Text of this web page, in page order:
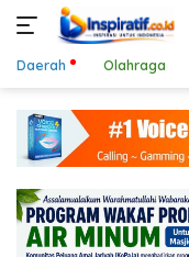
konten
Daerah Olahraga